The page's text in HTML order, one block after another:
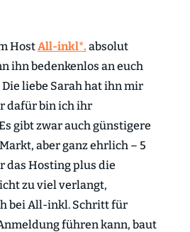
HostAll-inkl*. absolut
ihn bedenkenlos an euch
liebe Sarah hat ihn mir
dafür bin ich ihr
gibt zwar auch günstigere
aber ganz ehrlich – 5
das Hosting plus die
zu viel verlangt,
bei All-inkl. Schritt für
führen kann, baut